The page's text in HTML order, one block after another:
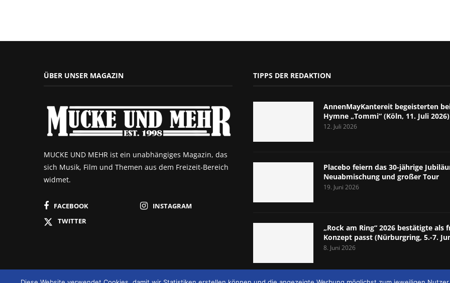
ÜBER UNSER MAGAZIN
MUCKE UND MEHR ist ein unabhängiges Magazin, das
sich Musik, Film und Themen aus dem Freizeit-Bereich
widmet.
FACEBOOK
INSTAGRAM
TWITTER
TIPPS DER REDAKTION
AnnenMayKantereit begeisterten
Hymne „Tommi“ (Köln, 11. Juli 2026)
12. Juli 2026
Placebo feiern das 30-jährige
Neuabmischung und großer Tour
19. Juni 2026
„Rock am Ring“ 2026 bestätigte als
Konzept passt (Nürburgring, 5.-7.
8. Juni 2026